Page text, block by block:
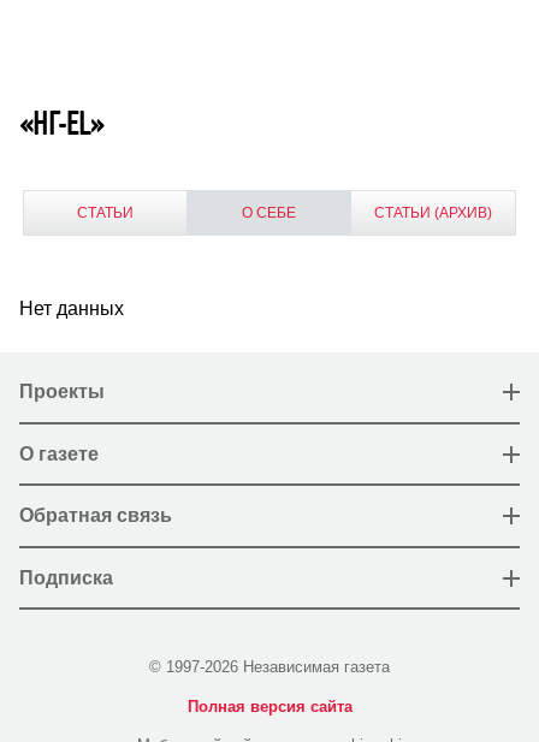
«НГ-EL»
СТАТЬИ О СЕБЕ СТАТЬИ (АРХИВ)
Нет данных
Проекты
О газете
Обратная связь
Подписка
© 1997-2026 Независимая газета
Полная версия сайта